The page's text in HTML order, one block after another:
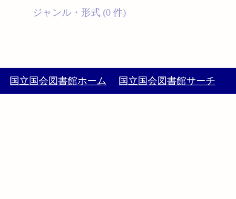
ジャンル・形式 (0 件)
国立国会図書館ホーム 国立国会図書館サーチ